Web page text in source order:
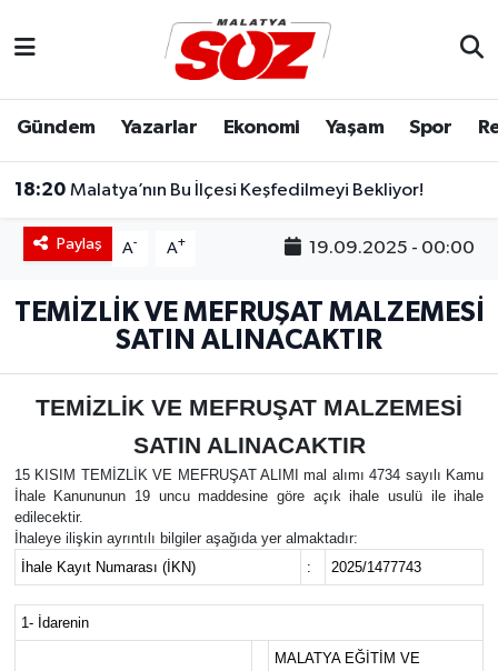
Gündem Yazarlar Ekonomi Yaşam Spor
18:20 Malatya’nın Bu İlçesi Keşfedilmeyi Bekliyor!
Paylaş A- A+ 19.09.2025 - 00:00
TEMİZLİK VE MEFRUŞAT MALZEMESİ
SATIN ALINACAKTIR
TEMİZLİK VE MEFRUŞAT MALZEMESİ
SATIN ALINACAKTIR
15 KISIM TEMİZLİK VE MEFRUŞAT ALIMI mal alımı 4734 sayılı Kamu
İhale Kanununun 19 uncu maddesine göre açık ihale usulü ile ihale
edilecektir.
İhaleye ilişkin ayrıntılı bilgiler aşağıda yer almaktadır:
İhale Kayıt Numarası (İKN)
: 2025/1477743
1- İdarenin
MALATYA EĞİTİM VE
Dünya
Eğitim
Ekonomi
Resmi İlanlar
Sağlık
Malatya Nöbetçi Eczaneler
Malatya Namaz Vakitleri
Malatya Trafik Yoğunluk Haritası
Süper Lig Puan Durumu ve Fikstür
Haber Arşivi